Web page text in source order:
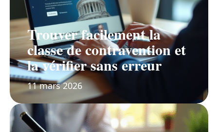
Trouver facilement la
classe de contravention et
la vérifier sans erreur
11 mars 2026